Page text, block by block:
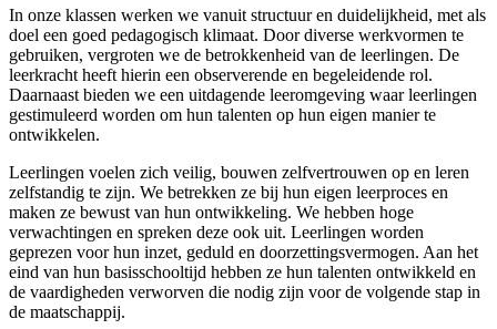
In onze klassen werken we vanuit structuur en duidelijkheid, met als
doel een goed pedagogisch klimaat. Door diverse werkvormen te
gebruiken, vergroten we de betrokkenheid van de leerlingen. De
leerkracht heeft hierin een observerende en begeleidende rol.
Daarnaast bieden we een uitdagende leeromgeving waar leerlingen
gestimuleerd worden om hun talenten op hun eigen manier te
ontwikkelen.
Leerlingen voelen zich veilig, bouwen zelfvertrouwen op en leren
zelfstandig te zijn. We betrekken ze bij hun eigen leerproces en
maken ze bewust van hun ontwikkeling. We hebben hoge
verwachtingen en spreken deze ook uit. Leerlingen worden
geprezen voor hun inzet, geduld en doorzettingsvermogen. Aan het
eind van hun basisschooltijd hebben ze hun talenten ontwikkeld en
de vaardigheden verworven die nodig zijn voor de volgende stap in
de maatschappij.